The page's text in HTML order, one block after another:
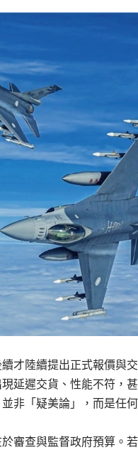
才陸續提出正式報價與
延遲交貨、性能不符，
非「疑美論」，而是任
審查與監督政府預算。